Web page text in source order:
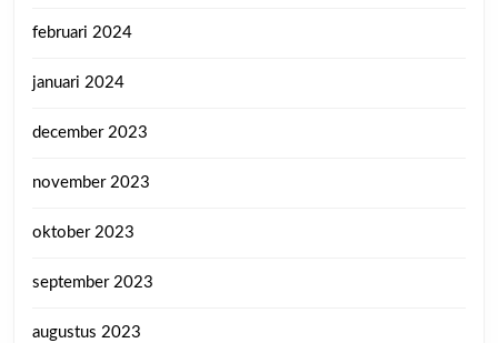
februari 2024
januari 2024
december 2023
november 2023
oktober 2023
september 2023
augustus 2023